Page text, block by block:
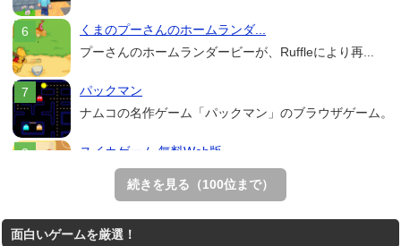
くまのプーさんのホームランダ...
プーさんのホームランダービーが、Ruffleにより再...
パックマン
ナムコの名作ゲーム「パックマン」のブラウザゲーム。
スイカゲーム 無料Web版
スイカゲームをスクラッチで再現した無料Web版。
リアルな麻雀牌を使う18種類の上海ゲーム。
続きを見る（100位まで）
面白いゲームを厳選！